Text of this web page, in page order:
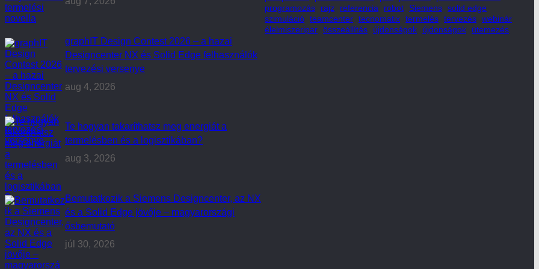
graphIT Design Contest 2026 – a hazai
Designcenter NX és Solid Edge felhasználók
tervezési versenye
aug 4, 2026
Te hogyan takaríthatsz meg energiát a
termelésben és a logisztikában?
aug 3, 2026
Bemutatkozik a Siemens Designcenter, az NX
és a Solid Edge jövője – magyarországi
ősbemutató
júl 30, 2026
programozás
rajz referencia robot Siemens solid edge
szimuláció teamcenter tecnomatix termelés tervezés webinár
élelmiszeripar összeállítás újdonságok újdonságok ütemezés